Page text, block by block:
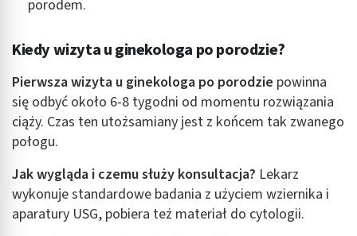
porodem.
Kiedy wizyta u ginekologa po porodzie?
Pierwsza wizyta u ginekologa po porodzie powinna
się odbyć około 6-8 tygodni od momentu rozwiązania
ciąży. Czas ten utożsamiany jest z końcem tak zwanego
połogu.
Jak wygląda i czemu służy konsultacja? Lekarz
wykonuje standardowe badania z użyciem wziernika i
aparatury USG, pobiera też materiał do cytologii.